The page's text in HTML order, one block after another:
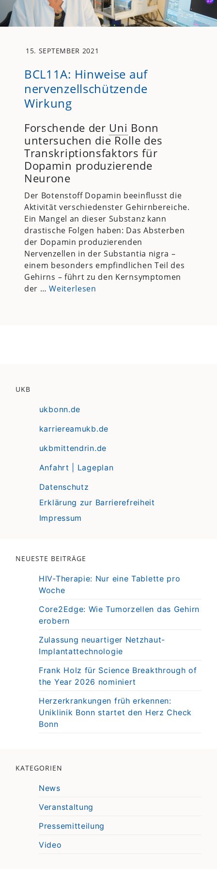
15. SEPTEMBER 2021
BCL11A: Hinweise auf
nervenzellschützende
Wirkung
Forschende der Uni Bonn
untersuchen die Rolle des
Transkriptionsfaktors für
Dopamin produzierende
Neurone
Der Botenstoff Dopamin beeinflusst die
Aktivität verschiedenster Gehirnbereiche.
Ein Mangel an dieser Substanz kann
drastische Folgen haben: Das Absterben
der Dopamin produzierenden
Nervenzellen in der Substantia nigra –
einem besonders empfindlichen Teil des
Gehirns – führt zu den Kernsymptomen
der …Weiterlesen
UKB
ukbonn.de
karriereamukb.de
ukbmittendrin.de
Anfahrt | Lageplan
Datenschutz
Erklärung zur Barrierefreiheit
Impressum
NEUESTE BEITRÄGE
HIV-Therapie: Nur eine Tablette pro
Woche
Core2Edge: Wie Tumorzellen das Gehirn
erobern
Zulassung neuartiger Netzhaut-
Implantattechnologie
Frank Holz für Science Breakthrough of
the Year 2026 nominiert
Herzerkrankungen früh erkennen:
Uniklinik Bonn startet den Herz Check
Bonn
KATEGORIEN
News
Veranstaltung
Pressemitteilung
Video